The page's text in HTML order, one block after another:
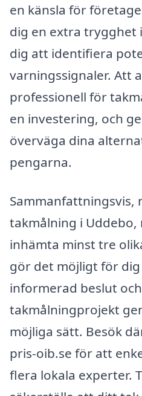
en känsla för
dig en extra trygghet
dig att identifiera
varningssignaler. Att
professionell för
en investering, och
överväga dina
pengarna.
takmålning i Uddebo,
inhämta minst tre
gör det möjligt för
informerad beslut
takmålningprojekt
möjliga sätt. Besök
pris-oib.se för att
flera lokala experter.